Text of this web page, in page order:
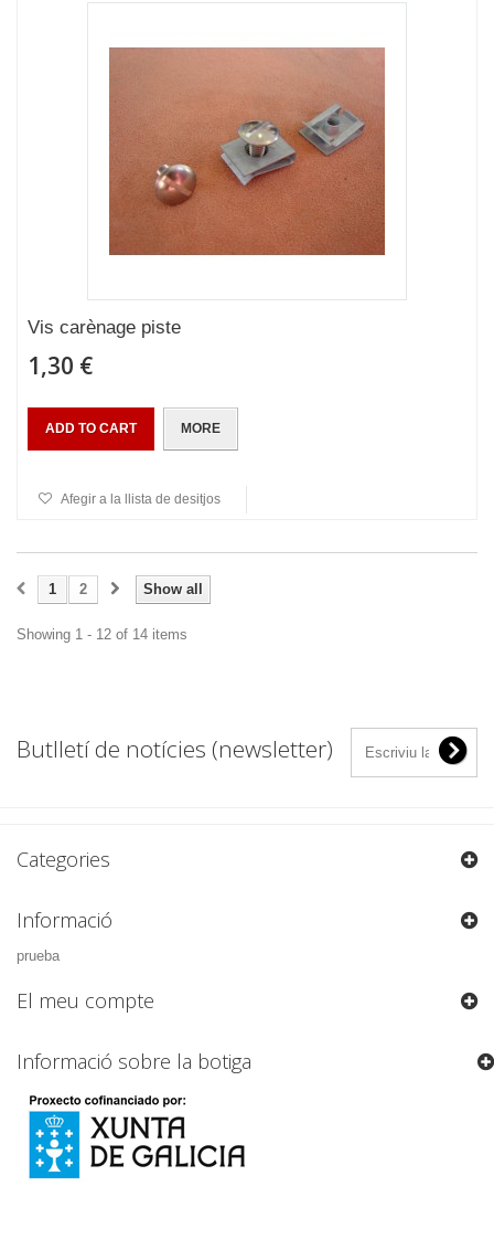
Vis carènage piste
1,30 €
ADD TO CART MORE
Afegir a la llista de desitjos
Show all
1 2
Showing 1 - 12 of 14 items
Butlletí de notícies (newsletter)
Categories
Informació
prueba
El meu compte
Informació sobre la botiga